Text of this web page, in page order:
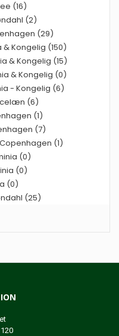
(16)
(2)
(29)
Kongelig (150)
& Kongelig (15)
& Kongelig (0)
- Kongelig (6)
(6)
(1)
(7)
(1)
(0)
(0)
(0)
(25)